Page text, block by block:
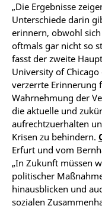
„Die Ergebnisse
Unterschiede darin
erinnern, obwohl
oftmals gar nicht so
fasst der zweite
University of
verzerrte Erinnerung
Wahrnehmung der
die aktuelle und
aufrechtzuerhalten
Krisen zu behindern.
Erfurt und vom
„In Zukunft müssen
politischer
hinausblicken und
sozialen